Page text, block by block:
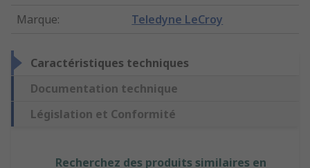
Marque: Teledyne LeCroy
Caractéristiques techniques
Documentation technique
Législation et Conformité
Recherchez des produits similaires en